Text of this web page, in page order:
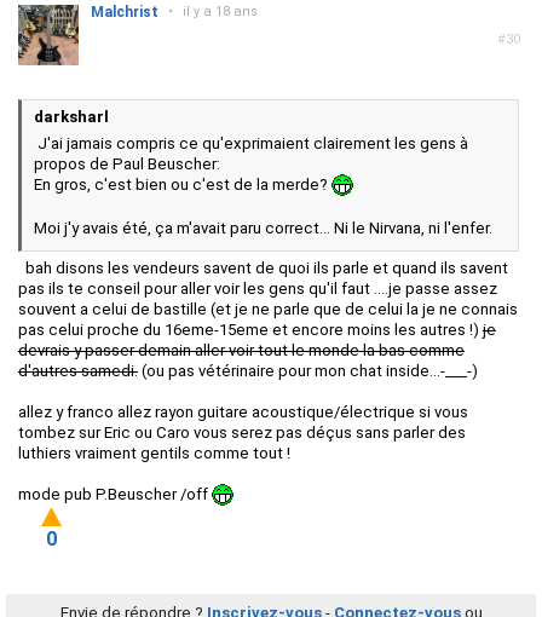
#30
Malchrist • il y a 18 ans
darksharl
J'ai jamais compris ce qu'exprimaient clairement les gens à
propos de Paul Beuscher:
En gros, c'est bien ou c'est de la merde?
Moi j'y avais été, ça m'avait paru correct... Ni le Nirvana, ni l'enfer.
bah disons les vendeurs savent de quoi ils parle et quand ils savent
pas ils te conseil pour aller voir les gens qu'il faut ....je passe assez
souvent a celui de bastille (et je ne parle que de celui la je ne connais
pas celui proche du 16eme-15eme et encore moins les autres !) je
devrais y passer demain aller voir tout le monde la bas comme
d'autres samedi. (ou pas vétérinaire pour mon chat inside...-___-)
allez y franco allez rayon guitare acoustique/électrique si vous
tombez sur Eric ou Caro vous serez pas déçus sans parler des
luthiers vraiment gentils comme tout !
mode pub P.Beuscher /off
0
Envie de répondre ? Inscrivez-vous- Connectez-vousou